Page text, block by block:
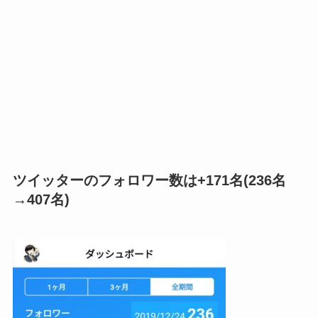
ツイッターのフォロワー数は+171名(236名
→407名)